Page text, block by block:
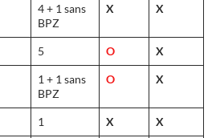
4 + 1 sans
BPZ
X X
5 O X
1 + 1 sans
BPZ
O X
1 X X